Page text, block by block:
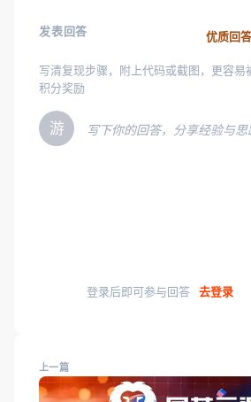
发表回答 优质回
写清复现步骤，附上代码或截图，更容易
积分奖励
游 写下你的回答，分享经验与
登录后即可参与回答 去登录
上一篇